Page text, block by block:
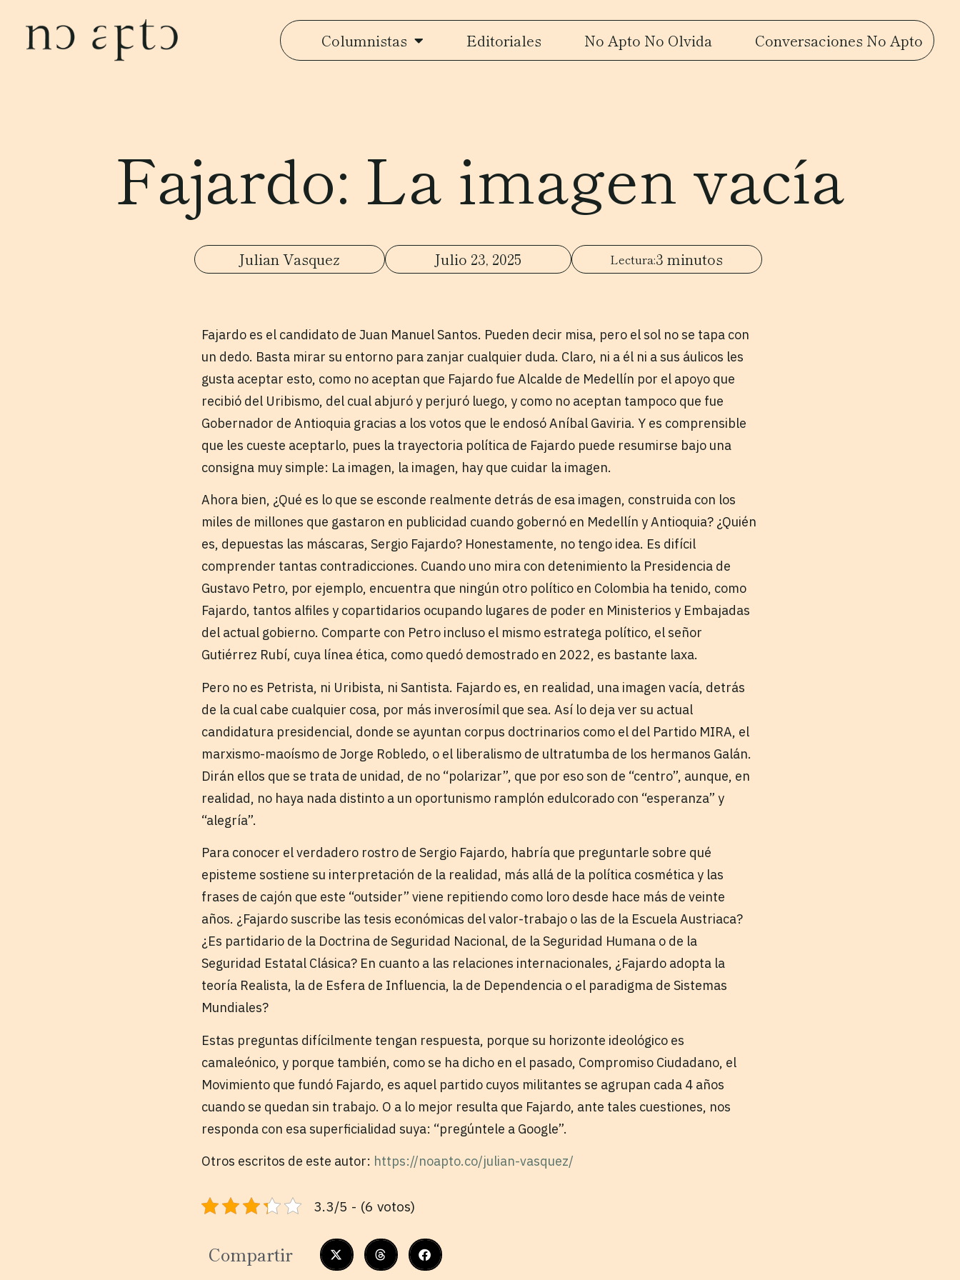
Columnistas Editoriales No Apto No Olvida Conversaciones No Apto
Fajardo: La imagen vacía
Julian Vasquez Julio 23, 2025 3 minutos
Fajardo es el candidato de Juan Manuel Santos. Pueden decir misa, pero el sol no se tapa con
un dedo. Basta mirar su entorno para zanjar cualquier duda. Claro, ni a él ni a sus áulicos les
gusta aceptar esto, como no aceptan que Fajardo fue Alcalde de Medellín por el apoyo que
recibió del Uribismo, del cual abjuró y perjuró luego, y como no aceptan tampoco que fue
Gobernador de Antioquia gracias a los votos que le endosó Aníbal Gaviria. Y es comprensible
que les cueste aceptarlo, pues la trayectoria política de Fajardo puede resumirse bajo una
consigna muy simple: La imagen, la imagen, hay que cuidar la imagen.
Ahora bien, ¿Qué es lo que se esconde realmente detrás de esa imagen, construida con los
miles de millones que gastaron en publicidad cuando gobernó en Medellín y Antioquia? ¿Quién
es, depuestas las máscaras, Sergio Fajardo? Honestamente, no tengo idea. Es difícil
comprender tantas contradicciones. Cuando uno mira con detenimiento la Presidencia de
Gustavo Petro, por ejemplo, encuentra que ningún otro político en Colombia ha tenido, como
Fajardo, tantos alfiles y copartidarios ocupando lugares de poder en Ministerios y Embajadas
del actual gobierno. Comparte con Petro incluso el mismo estratega político, el señor
Gutiérrez Rubí, cuya línea ética, como quedó demostrado en 2022, es bastante laxa.
Pero no es Petrista, ni Uribista, ni Santista. Fajardo es, en realidad, una imagen vacía, detrás
de la cual cabe cualquier cosa, por más inverosímil que sea. Así lo deja ver su actual
candidatura presidencial, donde se ayuntan corpus doctrinarios como el del Partido MIRA, el
marxismo-maoísmo de Jorge Robledo, o el liberalismo de ultratumba de los hermanos Galán.
Dirán ellos que se trata de unidad, de no “polarizar”, que por eso son de “centro”, aunque, en
realidad, no haya nada distinto a un oportunismo ramplón edulcorado con “esperanza” y
“alegría”.
Para conocer el verdadero rostro de Sergio Fajardo, habría que preguntarle sobre qué
episteme sostiene su interpretación de la realidad, más allá de la política cosmética y las
frases de cajón que este “outsider” viene repitiendo como loro desde hace más de veinte
años. ¿Fajardo suscribe las tesis económicas del valor-trabajo o las de la Escuela Austriaca?
¿Es partidario de la Doctrina de Seguridad Nacional, de la Seguridad Humana o de la
Seguridad Estatal Clásica? En cuanto a las relaciones internacionales, ¿Fajardo adopta la
teoría Realista, la de Esfera de Influencia, la de Dependencia o el paradigma de Sistemas
Mundiales?
Estas preguntas difícilmente tengan respuesta, porque su horizonte ideológico es
camaleónico, y porque también, como se ha dicho en el pasado, Compromiso Ciudadano, el
Movimiento que fundó Fajardo, es aquel partido cuyos militantes se agrupan cada 4 años
cuando se quedan sin trabajo. O a lo mejor resulta que Fajardo, ante tales cuestiones, nos
responda con esa superficialidad suya: “pregúntele a Google”.
Otros escritos de este autor: https://noapto.co/julian-vasquez/
3.3/5 - (6 votos)
Compartir